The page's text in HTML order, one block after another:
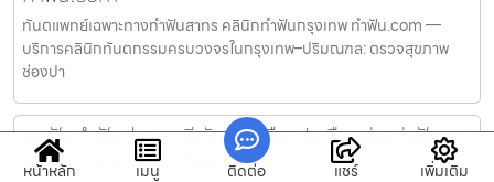
ทันตแพทย์เฉพาะทางทำฟันสาทร คลินิกทำฟันกรุงเทพ ทำฟัน.com —
บริการคลินิกทันตกรรมครบวงจรในกรุงเทพ–ปริมณฑล: ตรวจสุขภาพ
ช่องปา
อุดฟันทำฟันปทุมธานี รักษาเหงือก/เหงือกร่น ผ่าฟันคุด
ขูดหินปูน ถอนฟัน ทำฟัน.com
หน้าหลัก เมนู ติดต่อ แชร์ เพิ่มเติม